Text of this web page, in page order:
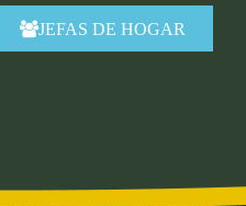
JEFAS DE HOGAR